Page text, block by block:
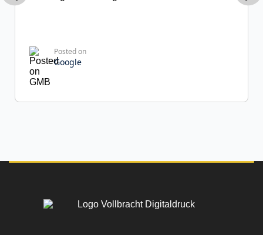
Posted on
Google
Vergleich zu anderen Anbietern, die ich zuvor